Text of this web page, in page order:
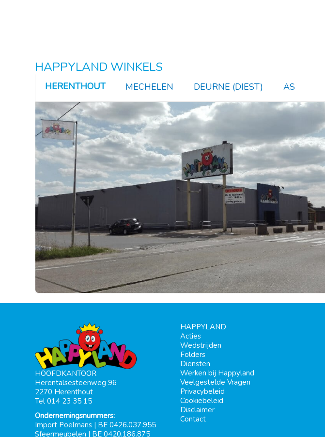
HAPPYLAND WINKELS
HERENTHOUT MECHELEN DEURNE (DIEST) AS
HOOFDKANTOOR
Herentalsesteenweg 96
2270 Herenthout
Tel 014 23 35 15
Ondernemingsnummers:
Import Poelmans | BE 0426.037.955
Sfeermeubelen | BE 0420.186.875
HAPPYLAND
Acties
Wedstrijden
Folders
Diensten
Werken bij Happyland
Veelgestelde Vragen
Privacybeleid
Cookiebeleid
Disclaimer
Contact